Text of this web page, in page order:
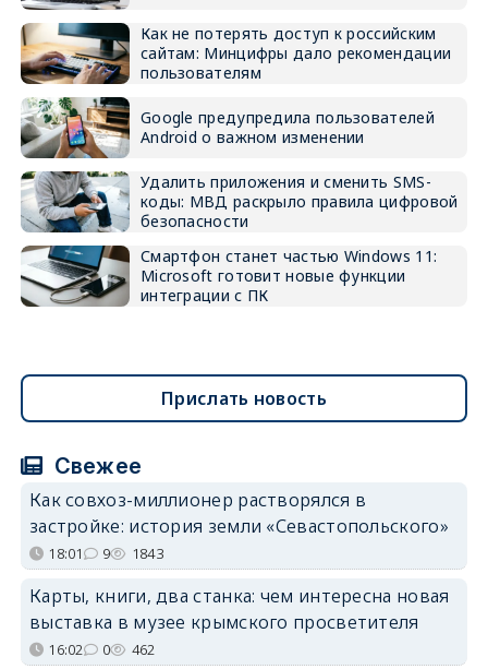
Как не потерять доступ к российским
сайтам: Минцифры дало рекомендации
пользователям
Google предупредила пользователей
Android о важном изменении
Удалить приложения и сменить SMS-
коды: МВД раскрыло правила цифровой
безопасности
Смартфон станет частью Windows 11:
Microsoft готовит новые функции
интеграции с ПК
Прислать новость
Свежее
Как совхоз-миллионер растворялся в
застройке: история земли «Севастопольского»
18:01 9 1843
Карты, книги, два станка: чем интересна новая
выставка в музее крымского просветителя
16:02 0 462